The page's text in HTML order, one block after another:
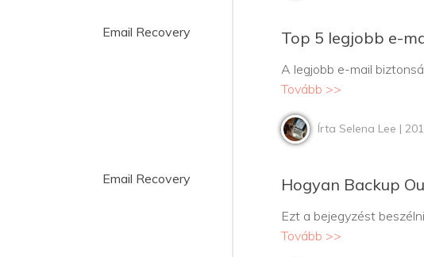
Email Recovery Top 5 legjobb e-
A legjobb e-mail
Tovább >>
Írta Selena Lee |
Email Recovery Hogyan Backup
Ezt a bejegyzést
Tovább >>